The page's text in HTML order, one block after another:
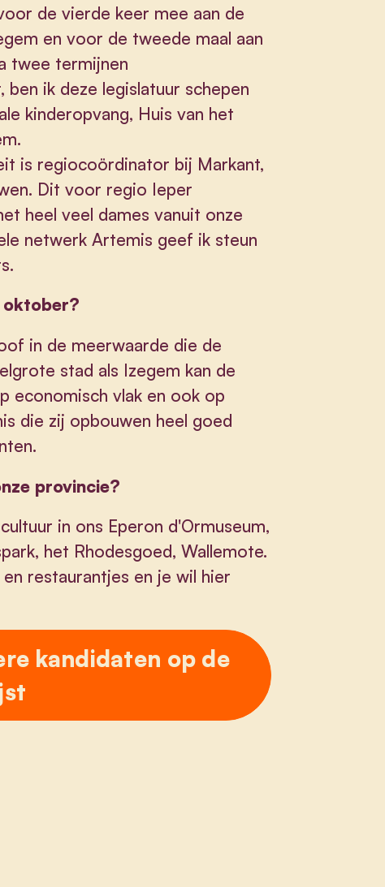
de vierde keer mee aan de
en voor de tweede maal aan
twee termijnen
ik deze legislatuur schepen
kinderopvang, Huis van het
is regiocoördinator bij Markant,
Dit voor regio Ieper
heel veel dames vanuit onze
netwerk Artemis geef ik steun
oktober?
in de meerwaarde die de
stad als Izegem kan de
economisch vlak en ook op
die zij opbouwen heel goed
provincie?
in ons Eperon d'Ormuseum,
het Rhodesgoed, Wallemote.
restaurantjes en je wil hier
kandidaten op de